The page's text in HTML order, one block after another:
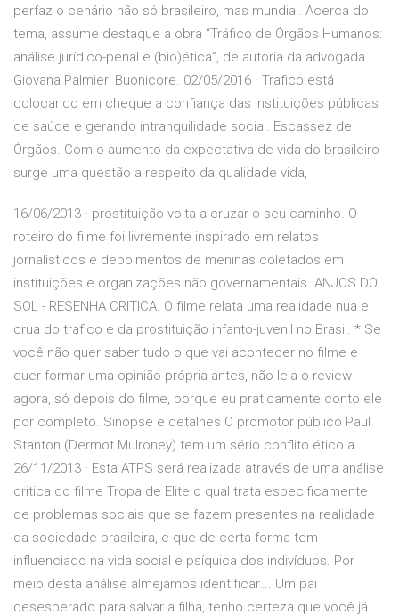
perfaz o cenário não só brasileiro, mas mundial. Acerca do
tema, assume destaque a obra “Tráfico de Órgãos Humanos:
análise jurídico-penal e (bio)ética”, de autoria da advogada
Giovana Palmieri Buonicore. 02/05/2016 · Trafico está
colocando em cheque a confiança das instituições públicas
de saúde e gerando intranquilidade social. Escassez de
Órgãos. Com o aumento da expectativa de vida do brasileiro
surge uma questão a respeito da qualidade vida,
16/06/2013 · prostituição volta a cruzar o seu caminho. O
roteiro do filme foi livremente inspirado em relatos
jornalísticos e depoimentos de meninas coletados em
instituições e organizações não governamentais. ANJOS DO
SOL - RESENHA CRITICA. O filme relata uma realidade nua e
crua do trafico e da prostituição infanto-juvenil no Brasil. * Se
você não quer saber tudo o que vai acontecer no filme e
quer formar uma opinião própria antes, não leia o review
agora, só depois do filme, porque eu praticamente conto ele
por completo. Sinopse e detalhes O promotor público Paul
Stanton (Dermot Mulroney) tem um sério conflito ético a …
26/11/2013 · Esta ATPS será realizada através de uma análise
critica do filme Tropa de Elite o qual trata especificamente
de problemas sociais que se fazem presentes na realidade
da sociedade brasileira, e que de certa forma tem
influenciado na vida social e psíquica dos indivíduos. Por
meio desta análise almejamos identificar…. Um pai
desesperado para salvar a filha, tenho certeza que você já